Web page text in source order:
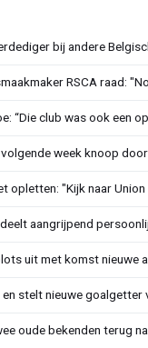
bij andere
RSCA raad:
“Die club was ook een
week knoop
opletten: "Kijk naar
aangrijpend
uit met komst nieuwe
stelt nieuwe goalgetter
oude bekenden terug